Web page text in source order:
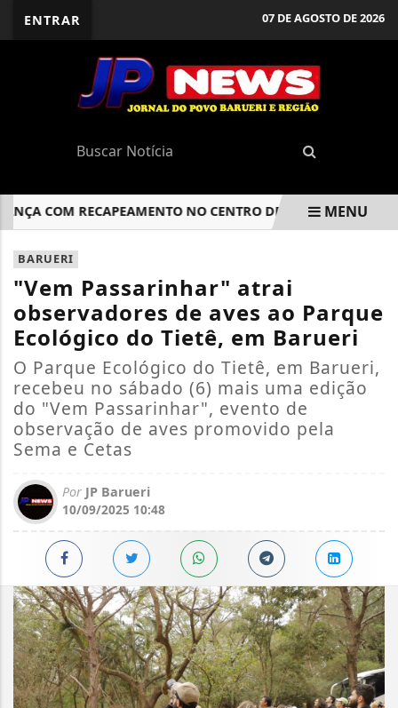
ENTRAR 07 DE AGOSTO DE 2026
COM RECAPEAMENTO NO CENTRO DE BARUERI
EM ALTA
MENU
BARUERI
"Vem Passarinhar" atrai
observadores de aves ao Parque
Ecológico do Tietê, em Barueri
O Parque Ecológico do Tietê, em Barueri,
recebeu no sábado (6) mais uma edição
do "Vem Passarinhar", evento de
observação de aves promovido pela
Sema e Cetas
Por JP Barueri
10/09/2025 10:48